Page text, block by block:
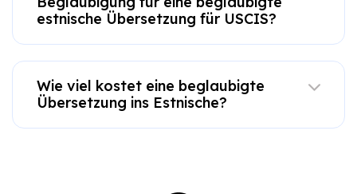
estnische Übersetzung für USCIS?
Wie viel kostet eine beglaubigte
Übersetzung ins Estnische?